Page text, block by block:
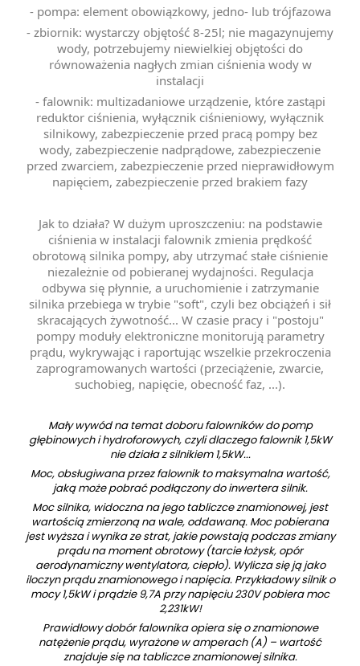
- pompa: element obowiązkowy, jedno- lub trójfazowa
- zbiornik: wystarczy objętość 8-25l; nie magazynujemy
wody, potrzebujemy niewielkiej objętości do
równoważenia nagłych zmian ciśnienia wody w
instalacji
- falownik: multizadaniowe urządzenie, które zastąpi
reduktor ciśnienia, wyłącznik ciśnieniowy, wyłącznik
silnikowy, zabezpieczenie przed pracą pompy bez
wody, zabezpieczenie nadprądowe, zabezpieczenie
przed zwarciem, zabezpieczenie przed nieprawidłowym
napięciem, zabezpieczenie przed brakiem fazy
Jak to działa? W dużym uproszczeniu: na podstawie
ciśnienia w instalacji falownik zmienia prędkość
obrotową silnika pompy, aby utrzymać stałe ciśnienie
niezależnie od pobieranej wydajności. Regulacja
odbywa się płynnie, a uruchomienie i zatrzymanie
silnika przebiega w trybie "soft", czyli bez obciążeń i sił
skracających żywotność... W czasie pracy i "postoju"
pompy moduły elektroniczne monitorują parametry
prądu, wykrywając i raportując wszelkie przekroczenia
zaprogramowanych wartości (przeciążenie, zwarcie,
suchobieg, napięcie, obecność faz, ...).
Mały wywód na temat doboru falowników do pomp
głębinowych i hydroforowych, czyli dlaczego falownik 1,5kW
nie działa z silnikiem 1,5kW...
Moc, obsługiwana przez falownik to maksymalna wartość,
jaką może pobrać podłączony do inwertera silnik.
Moc silnika, widoczna na jego tabliczce znamionowej, jest
wartością zmierzoną na wale, oddawaną. Moc pobierana
jest wyższa i wynika ze strat, jakie powstają podczas zmiany
prądu na moment obrotowy (tarcie łożysk, opór
aerodynamicznywentylatora, ciepło). Wylicza się ją jako
iloczyn prądu znamionowego i napięcia. Przykładowy silnik o
mocy 1,5kW i prądzie 9,7A przy napięciu 230V pobiera moc
2,231kW!
Prawidłowy dobór falownika opiera się o znamionowe
natężenie prądu, wyrażone w amperach (A) – wartość
znajduje się na tabliczce znamionowej silnika.